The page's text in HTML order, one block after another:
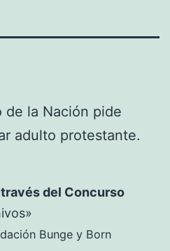
de la Nación pide
adulto protestante.
del Concurso
Bunge y Born